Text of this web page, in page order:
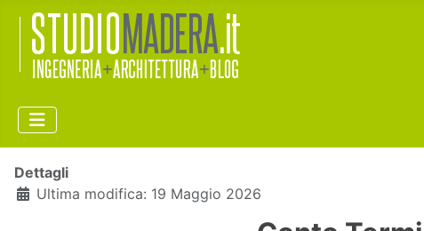
Dettagli
Ultima modifica: 19 Maggio 2026